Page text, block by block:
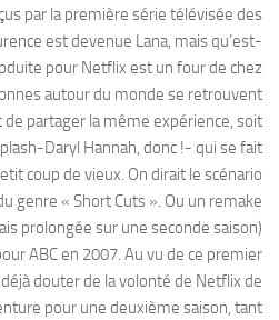
par la première série télévisée des
est devenue Lana, mais qu’est-
pour Netflix est un four de chez
autour du monde se retrouvent
de partager la même expérience, soit
Daryl Hannah, donc !- qui se fait
coup de vieux. On dirait le scénario
genre « Short Cuts ». Ou un remake
prolongée sur une seconde saison)
ABC en 2007. Au vu de ce premier
douter de la volonté de Netflix de
pour une deuxième saison, tant